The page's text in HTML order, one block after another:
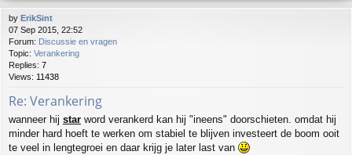
by ErikSint
07 Sep 2015, 22:52
Forum: Discussie en vragen
Topic: Verankering
Replies: 7
Views: 11438
Re: Verankering
wanneer hij star word verankerd kan hij "ineens" doorschieten. omdat hij
minder hard hoeft te werken om stabiel te blijven investeert de boom ooit
te veel in lengtegroei en daar krijg je later last van